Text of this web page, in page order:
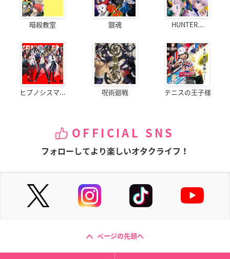
暗殺教室 銀魂 HUNTER...
ヒプノシスマ... 呪術廻戦 テニスの王子様
OFFICIAL SNS
フォローしてより楽しいオタクライフ！
ページの先頭へ